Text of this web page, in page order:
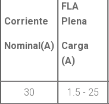
Corriente
Nominal(A)
FLA
Plena
Carga
(A)
30 1.5 - 25